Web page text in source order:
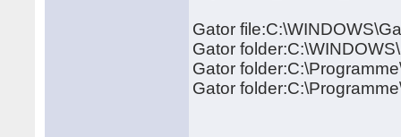
Gator
Gator
Gator
Gator